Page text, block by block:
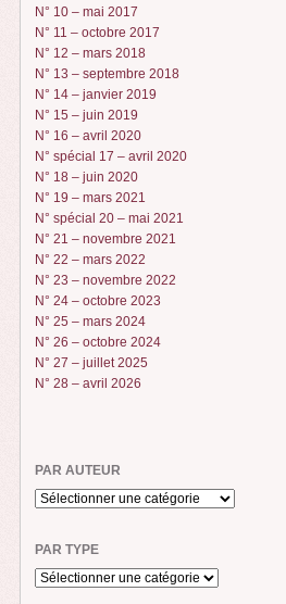
N° 10 – mai 2017
N° 11 – octobre 2017
N° 12 – mars 2018
N° 13 – septembre 2018
N° 14 – janvier 2019
N° 15 – juin 2019
N° 16 – avril 2020
N° spécial 17 – avril 2020
N° 18 – juin 2020
N° 19 – mars 2021
N° spécial 20 – mai 2021
N° 21 – novembre 2021
N° 22 – mars 2022
N° 23 – novembre 2022
N° 24 – octobre 2023
N° 25 – mars 2024
N° 26 – octobre 2024
N° 27 – juillet 2025
N° 28 – avril 2026
PAR AUTEUR
PAR TYPE